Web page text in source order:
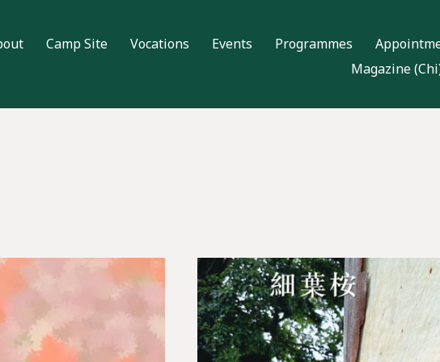
Camp Site Vocations Events Programmes
Magazine